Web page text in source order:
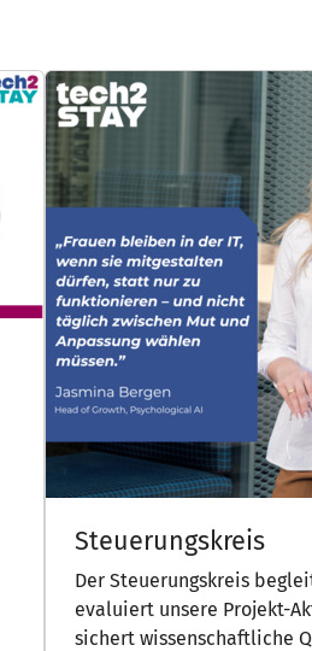
Steuerungskreis
Der Steuerungskreis
evaluiert unsere Projekt-
sichert wissenschaftliche